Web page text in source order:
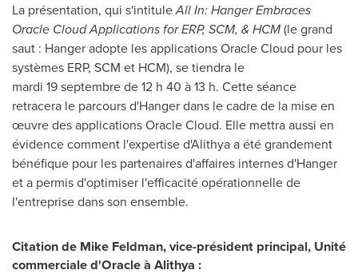
La présentation, qui s'intituleAll In: Hanger Embraces
Oracle Cloud Applications for ERP, SCM, & HCM(le grand
saut : Hanger adopte les applications Oracle Cloud pour les
systèmes ERP, SCM et HCM), se tiendra le
mardi 19 septembre de 12 h 40 à 13 h. Cette séance
retracera le parcours d'Hanger dans le cadre de la mise en
œuvre des applications Oracle Cloud. Elle mettra aussi en
évidence comment l'expertise d'Alithya a été grandement
bénéfique pour les partenaires d'affaires internes d'Hanger
et a permis d'optimiser l'efficacité opérationnelle de
l'entreprise dans son ensemble.
Citation de Mike Feldman, vice-président principal, Unité
commerciale d'Oracle à Alithya :